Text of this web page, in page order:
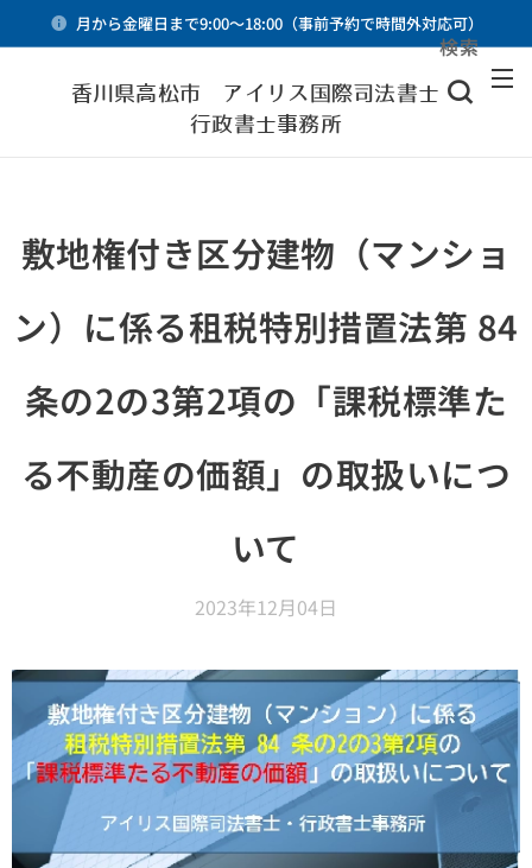
月から金曜日まで9:00～18:00（事前予約で時間外対応可）
香川県高松市 アイリス国際司法書士・
行政書士事務所
検索
敷地権付き区分建物（マンショ
ン）に係る租税特別措置法第 84
条の2の3第2項の「課税標準た
る不動産の価額」の取扱いにつ
いて
2023年12月04日